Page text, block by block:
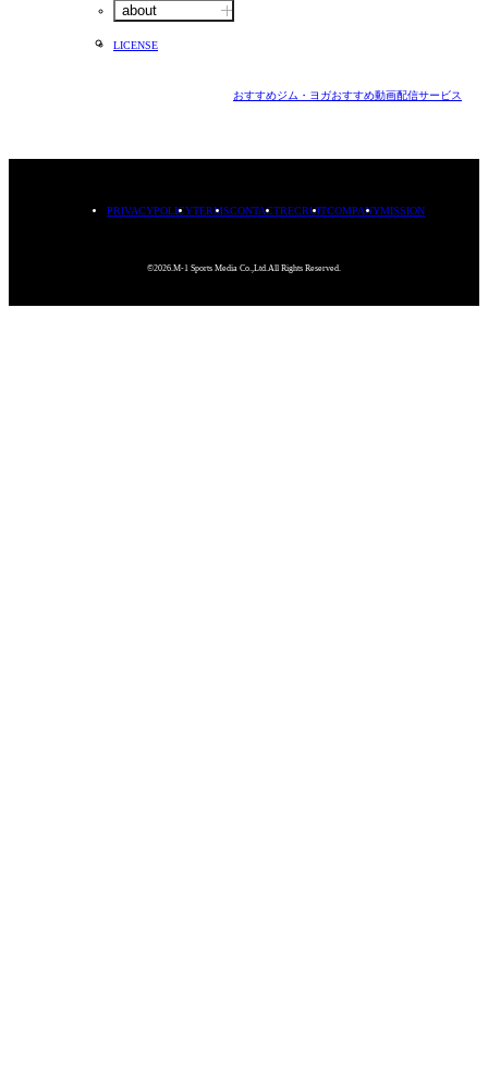
about
LICENSE
おすすめジム・ヨガおすすめ動画配信サービス
PRIVACYPOLICYTERMSCONTACTRECRUITCOMPANYMISSION
©2026.M-1 Sports Media Co.,Ltd.All Rights Reserved.